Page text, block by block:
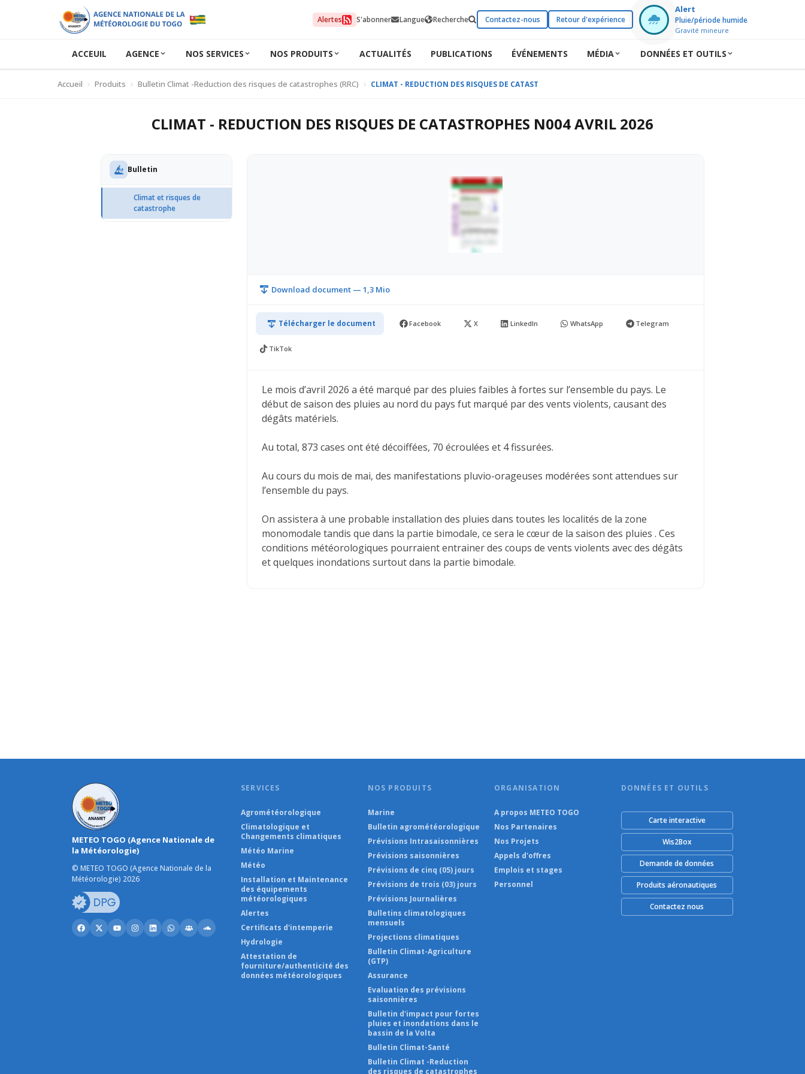
Alertes S'abonner Langue Recherche Contactez-nous Retour d'expérience
Alert
Pluie/période humide
Gravité mineure
ACCEUIL AGENCE NOS SERVICES NOS PRODUITS ACTUALITÉS PUBLICATIONS ÉVÉNEMENTS MÉDIA DONNÉES ET OUTILS
Accueil Produits Bulletin Climat -Reduction des risques de catastrophes (RRC) CLIMAT - REDUCTION DES RISQUES DE CATASTROPHES N004 AVRIL 2026
CLIMAT - REDUCTION DES RISQUES DE CATASTROPHES N004 AVRIL 2026
Bulletin
Climat et risques de
catastrophe
Download document — 1,3 Mio
Télécharger le document Facebook X LinkedIn WhatsApp Telegram
TikTok
Le mois d’avril 2026 a été marqué par des pluies faibles à fortes sur l’ensemble du pays. Le
début de saison des pluies au nord du pays fut marqué par des vents violents, causant des
dégâts matériels.
Au total, 873 cases ont été décoiffées, 70 écroulées et 4 fissurées.
Au cours du mois de mai, des manifestations pluvio-orageuses modérées sont attendues sur
l’ensemble du pays.
On assistera à une probable installation des pluies dans toutes les localités de la zone
monomodale tandis que dans la partie bimodale, ce sera le cœur de la saison des pluies . Ces
conditions météorologiques pourraient entrainer des coups de vents violents avec des dégâts
et quelques inondations surtout dans la partie bimodale.
METEO TOGO (Agence Nationale de
la Météorologie)
© METEO TOGO (Agence Nationale de la
Météorologie) 2026
SERVICES
Agrométéorologique
Climatologique et
Changements climatiques
Météo Marine
Météo
Installation et Maintenance
des équipements
météorologiques
Alertes
Certificats d'intemperie
Hydrologie
Attestation de
fourniture/authenticité des
données météorologiques
NOS PRODUITS
Marine
Bulletin agrométéorologique
Prévisions Intrasaisonnières
Prévisions saisonnières
Prévisions de cinq (05) jours
Prévisions de trois (03) jours
Prévisions Journalières
Bulletins climatologiques
mensuels
Projections climatiques
Bulletin Climat-Agriculture
(GTP)
Assurance
Evaluation des prévisions
saisonnières
Bulletin d'impact pour fortes
pluies et inondations dans le
bassin de la Volta
Bulletin Climat-Santé
Bulletin Climat -Reduction
des risques de catastrophes
ORGANISATION
A propos METEO TOGO
Nos Partenaires
Nos Projets
Appels d'offres
Emplois et stages
Personnel
DONNÉES ET OUTILS
Carte interactive
Wis2Box
Demande de données
Produits aéronautiques
Contactez nous